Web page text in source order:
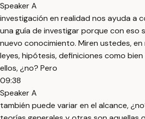
Speaker A
investigación en realidad nos ayuda a
una guía de investigar porque con eso
nuevo conocimiento. Miren ustedes,
leyes, hipótesis, definiciones como
ellos, ¿no? Pero
09:38
Speaker A
también puede variar en el alcance,